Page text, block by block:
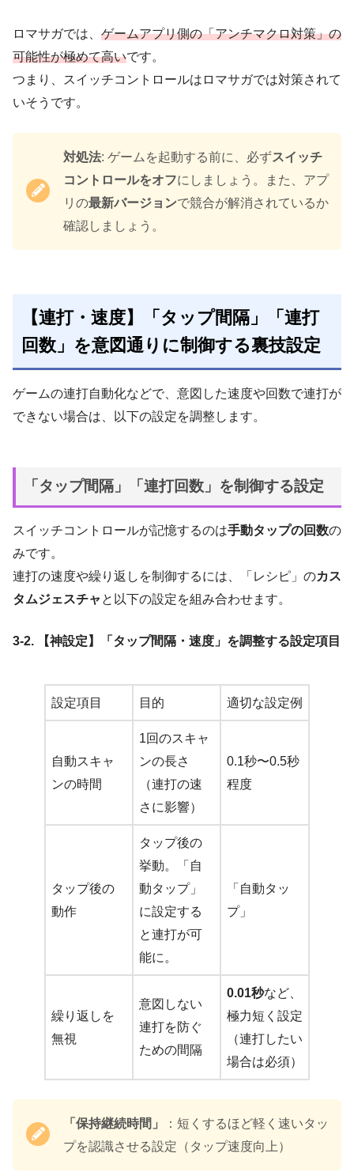
ロマサガでは、 ゲームアプリ側の「アンチマクロ対策」の
可能性が極めて高いです。
つまり、スイッチコントロールはロマサガでは対策されて
いそうです。
対処法: ゲームを起動する前に、必ずスイッチ
コントロールをオフにしましょう。また、アプ
リの最新バージョンで競合が解消されているか
確認しましょう。
【連打・速度】「タップ間隔」「連打
回数」を意図通りに制御する裏技設定
ゲームの連打自動化などで、意図した速度や回数で連打が
できない場合は、以下の設定を調整します。
「タップ間隔」「連打回数」を制御する設定
スイッチコントロールが記憶するのは手動タップの回数の
みです。
連打の速度や繰り返しを制御するには、「レシピ」のカス
タムジェスチャ と以下の設定を組み合わせます。
3-2. 【神設定】「タップ間隔・速度」を調整する設定項目
設定項目 目的 適切な設定例
自動スキャ
ンの時間
1回のスキャ
ンの長さ
（連打の速
さに影響）
0.1秒〜0.5秒
程度
タップ後の
動作
タップ後の
挙動。「自
動タップ」
に設定する
と連打が可
能に。
「自動タッ
プ」
繰り返しを
無視
意図しない
連打を防ぐ
ための間隔
0.01秒など、
極力短く設定
（連打したい
場合は必須）
「保持継続時間」
：短くするほど軽く速いタッ
プを認識させる設定（タップ速度向上）